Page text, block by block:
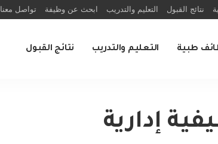
نتائج القبول التعليم والتدريب ابحث عن وظيفة تواصل معنا
طبية التعليم والتدريب نتائج القبول
إدارية